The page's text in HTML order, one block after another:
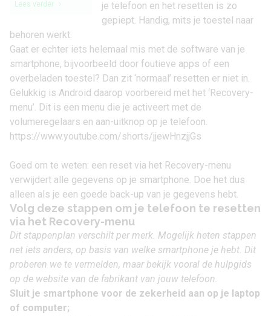
Lees verder
je telefoon en het resetten is zo
gepiept. Handig, mits je toestel naar
behoren werkt.
Gaat er echter iets helemaal mis met de software van je
smartphone, bijvoorbeeld door foutieve apps of een
overbeladen toestel? Dan zit ‘normaal’ resetten er niet in.
Gelukkig is Android daarop voorbereid met het ‘Recovery-
menu’. Dit is een menu die je activeert met de
volumeregelaars en aan-uitknop op je telefoon.
https://www.youtube.com/shorts/jjewHnzjjGs
Goed om te weten: een reset via het Recovery-menu
verwijdert alle gegevens op je smartphone. Doe het dus
alleen als je een goede back-up van je gegevens hebt.
Volg deze stappen om je telefoon te resetten
via het Recovery-menu
Dit stappenplan verschilt per merk. Mogelijk heten stappen
net iets anders, op basis van welke smartphone je hebt. Dit
proberen we te vermelden, maar bekijk vooral de hulpgids
op de website van de fabrikant van jouw telefoon.
Sluit je smartphone voor de zekerheid aan op je laptop
of computer;